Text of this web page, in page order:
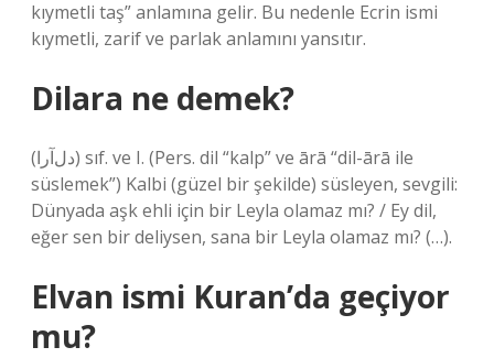
kıymetli taş” anlamına gelir. Bu nedenle Ecrin ismi
kıymetli, zarif ve parlak anlamını yansıtır.
Dilara ne demek?
(ﺩﻝﺁﺭﺍ) sıf. ve I. (Pers. dil “kalp” ve ārā “dil-ārā ile
süslemek”) Kalbi (güzel bir şekilde) süsleyen, sevgili:
Dünyada aşk ehli için bir Leyla olamaz mı? / Ey dil,
eğer sen bir deliysen, sana bir Leyla olamaz mı? (…).
Elvan ismi Kuran’da geçiyor
mu?